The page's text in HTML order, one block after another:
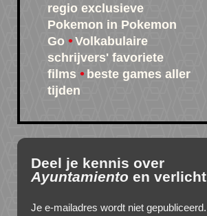
regio exclusieve
Pokemon in Pokemon
Go
Volkabulaire
schrijvers' favoriete
films
beste games aller
tijden
Deel je kennis over
Ayuntamiento en verlicht
Je e-mailadres wordt niet gepubliceerd.